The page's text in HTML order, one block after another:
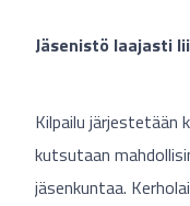
Jäsenistö laajasti
Kilpailu järjestetään
kutsutaan
jäsenkuntaa.